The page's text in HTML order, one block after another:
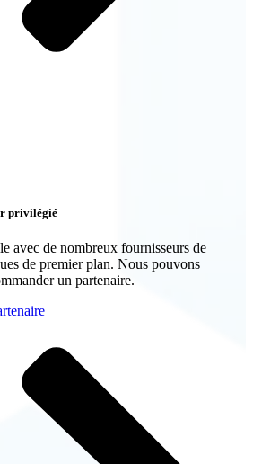
privilégié
avec de nombreux fournisseurs de
de premier plan. Nous pouvons
un partenaire.